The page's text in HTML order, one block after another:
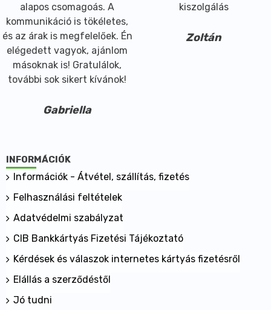
alapos csomagoás. A
kommunikáció is tökéletes,
és az árak is megfelelőek. Én
elégedett vagyok, ajánlom
másoknak is! Gratulálok,
további sok sikert kívánok!
Gabriella
kiszolgálás
Zoltán
INFORMÁCIÓK
Információk - Átvétel, szállítás, fizetés
Felhasználási feltételek
Adatvédelmi szabályzat
CIB Bankkártyás Fizetési Tájékoztató
Kérdések és válaszok internetes kártyás fizetésről
Elállás a szerződéstől
Jó tudni